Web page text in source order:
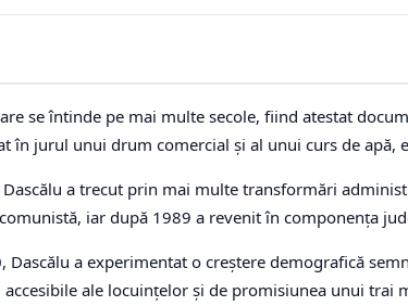
se întinde pe mai multe secole, fiind atestat
în jurul unui drum comercial și al unui curs de
a trecut prin mai multe transformări
iar după 1989 a revenit în componența
Dascălu a experimentat o creștere demografică
ale locuințelor și de promisiunea unui trai